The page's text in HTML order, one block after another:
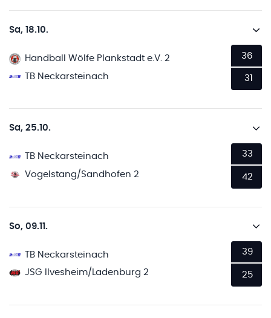
Sa, 18.10.
Handball Wölfe Plankstadt e.V. 2
TB Neckarsteinach
36
31
Sa, 25.10.
TB Neckarsteinach
Vogelstang/Sandhofen 2
33
42
So, 09.11.
TB Neckarsteinach
JSG Ilvesheim/Ladenburg 2
39
25